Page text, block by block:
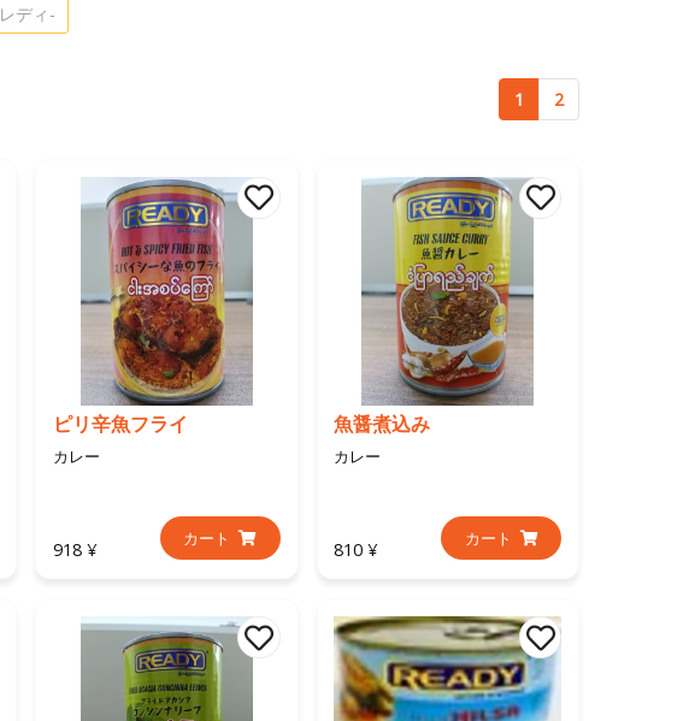
レディ-
1 2
ピリ辛魚フライ
カレー
918 ¥ カート
魚醤煮込み
カレー
810 ¥ カート